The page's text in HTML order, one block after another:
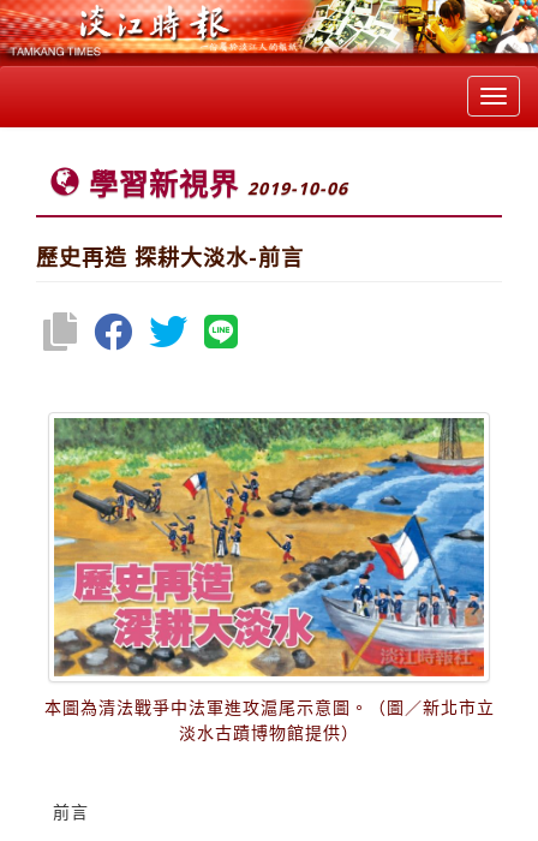
學習新視界 2019-10-06
歷史再造 探耕大淡水-前言
本圖為清法戰爭中法軍進攻滬尾示意圖。（圖／新北市立
淡水古蹟博物館提供）
前言